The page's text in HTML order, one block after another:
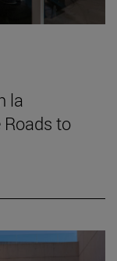
la
to